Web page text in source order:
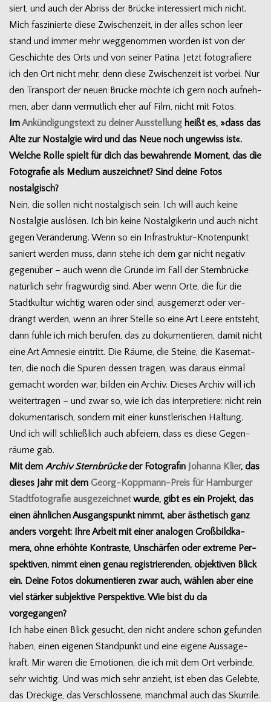
siert, und auch der Abriss der Brü­cke inter­es­siert mich nicht.
Mich fas­zi­nierte diese Zwi­schen­zeit, in der alles schon leer
stand und immer mehr weg­ge­nom­men wor­den ist von der
Geschichte des Orts und von sei­ner Patina. Jetzt foto­gra­fiere
ich den Ort nicht mehr, denn diese Zwi­schen­zeit ist vor­bei. Nur
den Trans­port der neuen Brü­cke möchte ich gern noch auf­neh­
men, aber dann ver­mut­lich eher auf Film, nicht mit Fotos.
ImAnkün­di­gungs­text zu dei­ner Aus­stel­lung heißt es, »dass das
Alte zur Nost­al­gie wird und das Neue noch unge­wiss ist«.
Wel­che Rolle spielt für dich das bewah­rende Moment, das die
Foto­gra­fie als Medium aus­zeich­net? Sind deine Fotos
nostalgisch?
Nein, die sol­len nicht nost­al­gisch sein. Ich will auch keine
Nost­al­gie aus­lö­sen. Ich bin keine Nost­al­gi­ke­rin und auch nicht
gegen Ver­än­de­rung. Wenn so ein Infrastruktur-Knotenpunkt
saniert wer­den muss, dann stehe ich dem gar nicht nega­tiv
gegen­über – auch wenn die Gründe im Fall der Stern­brü­cke
natür­lich sehr frag­wür­dig sind. Aber wenn Orte, die für die
Stadt­kul­tur wich­tig waren oder sind, aus­ge­merzt oder ver­
drängt wer­den, wenn an ihrer Stelle so eine Art Leere ent­steht,
dann fühle ich mich beru­fen, das zu doku­men­tie­ren, damit nicht
eine Art Amne­sie ein­tritt. Die Räume, die Steine, die Kase­mat­
ten, die noch die Spu­ren des­sen tra­gen, was dar­aus ein­mal
gemacht wor­den war, bil­den ein Archiv. Die­ses Archiv will ich
wei­ter­tra­gen – und zwar so, wie ich das inter­pre­tiere: nicht rein
doku­men­ta­risch, son­dern mit einer künst­le­ri­schen Hal­tung.
Und ich will schließ­lich auch abfei­ern, dass es diese Gegen­
räume gab.
Mit dem Archiv Stern­brü­ckeder Foto­gra­fin Johanna Klier, das
die­ses Jahr mit dem Georg-Koppmann-Preis für Ham­bur­ger
Stadt­fo­to­gra­fie aus­ge­zeich­netwurde, gibt es ein Pro­jekt, das
einen ähn­li­chen Aus­gangs­punkt nimmt, aber ästhe­tisch ganz
anders vor­geht: Ihre Arbeit mit einer ana­lo­gen Groß­bild­ka­
mera, ohne erhöhte Kon­traste, Unschär­fen oder extreme Per­
spek­ti­ven, nimmt einen genau regis­trie­ren­den, objek­ti­ven Blick
ein. Deine Fotos doku­men­tie­ren zwar auch, wäh­len aber eine
viel stär­ker sub­jek­tive Per­spek­tive. Wie bist du da
vorgegangen?
Ich habe einen Blick gesucht, den nicht andere schon gefun­den
haben, einen eige­nen Stand­punkt und eine eigene Aus­sa­ge­
kraft. Mir waren die Emo­tio­nen, die ich mit dem Ort ver­binde,
sehr wich­tig. Und was mich sehr anzieht, ist eben das Gelebte,
das Dre­ckige, das Ver­schlos­sene, manch­mal auch das Skur­rile.